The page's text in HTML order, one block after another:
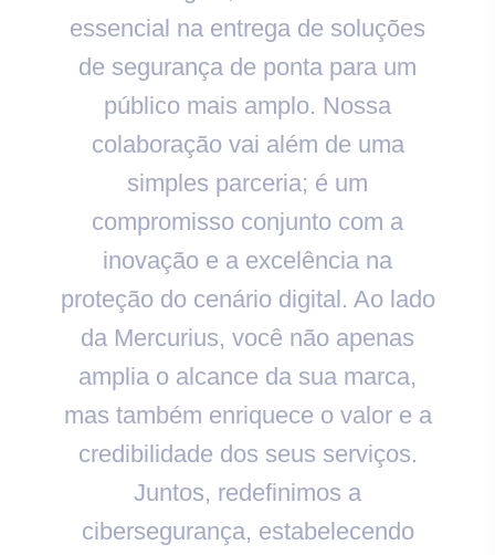
essencial na entrega de soluções
de segurança de ponta para um
público mais amplo. Nossa
colaboração vai além de uma
simples parceria; é um
compromisso conjunto com a
inovação e a excelência na
proteção do cenário digital. Ao lado
da Mercurius, você não apenas
amplia o alcance da sua marca,
mas também enriquece o valor e a
credibilidade dos seus serviços.
Juntos, redefinimos a
cibersegurança, estabelecendo